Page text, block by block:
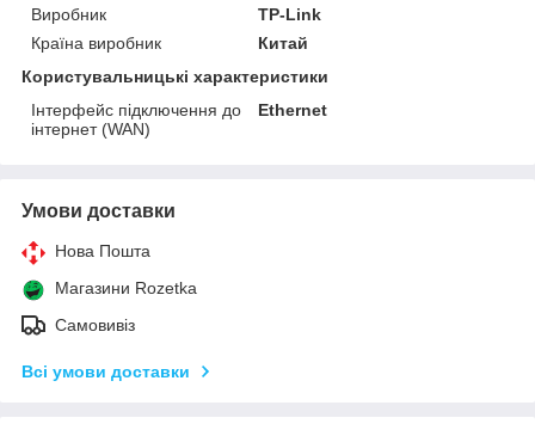
Виробник
TP-Link
Країна виробник
Китай
Користувальницькі характеристики
Інтерфейс підключення до
інтернет (WAN)
Ethernet
Умови доставки
Нова Пошта
Магазини Rozetka
Самовивіз
Всі умови доставки